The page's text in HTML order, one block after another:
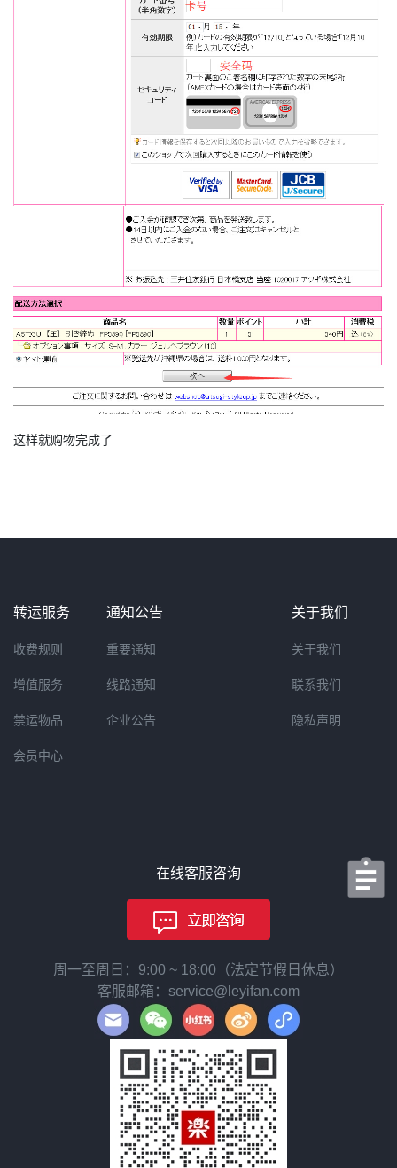
这样就购物完成了
转运服务
收费规则
增值服务
禁运物品
会员中心
通知公告
重要通知
线路通知
企业公告
关于我们
关于我们
联系我们
隐私声明
在线客服咨询
周一至周日：9:00 ~ 18:00（法定节假日休息）
客服邮箱：service@leyifan.com